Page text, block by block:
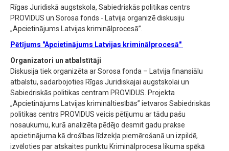
Rīgas Juridiskā augstskola, Sabiedriskās politikas centrs
PROVIDUS un Sorosa fonds - Latvija organizē diskusiju
„Apcietinājums Latvijas kriminālprocesā”.
Pētījums "Apcietinājums Latvijas kriminālprocesā"
Organizatori un atbalstītāji
Diskusija tiek organizēta ar Sorosa fonda – Latvija finansiālu
atbalstu, sadarbojoties Rīgas Juridiskajai augstskolai un
Sabiedriskās politikas centram PROVIDUS. Projekta
„Apcietinājums Latvijas krimināltiesībās” ietvaros Sabiedriskās
politikas centrs PROVIDUS veicis pētījumu ar tādu pašu
nosaukumu, kurā analizēta pēdējo desmit gadu prakse
apcietinājuma kā drošības līdzekļa piemērošanā un izpildē,
izvēloties par atskaites punktu Kriminālprocesa likuma spēkā